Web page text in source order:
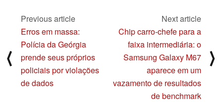
⟨
Previous article
Erros em massa:
Polícia da Geórgia
prende seus próprios
policiais por violações
de dados
Next article
Chip carro-chefe para a
faixa intermediária: o
Samsung Galaxy M67
aparece em um
vazamento de resultados
de benchmark
⟩